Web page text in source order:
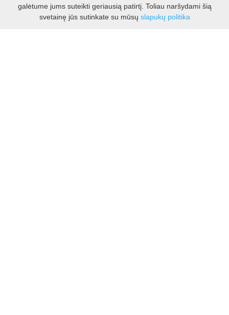
galėtume jums suteikti geriausią patirtį. Toliau naršydami šią
svetainę jūs sutinkate su mūsų slapukų politika